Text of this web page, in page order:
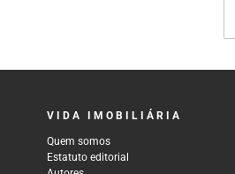
VIDA IMOBILIÁRIA
Quem somos
Estatuto editorial